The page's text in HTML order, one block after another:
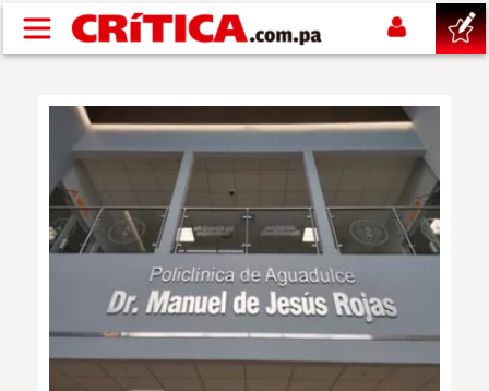
Pasar al contenido principal
SUCESOS
NACIONAL
SHOW